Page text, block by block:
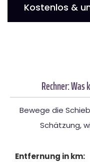
Kostenlos &
Rechner: Was
Bewege die
Schätzung,
Entfernung in km: